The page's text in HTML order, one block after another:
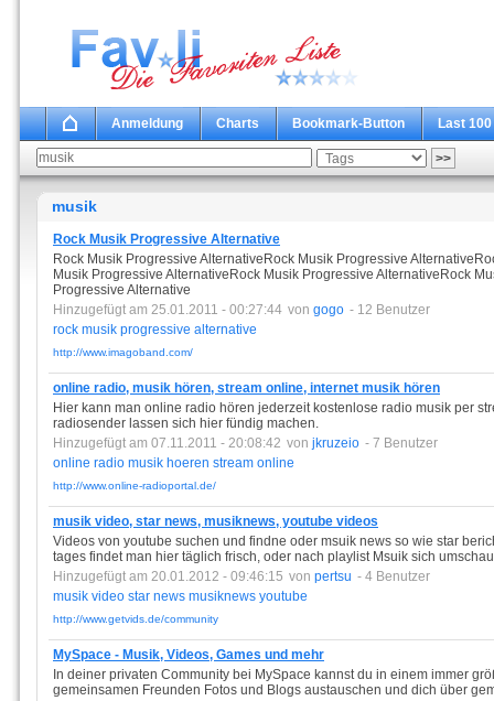
Anmeldung Charts Bookmark-Button Last 100
musik
Rock Musik Progressive Alternative
Rock Musik Progressive AlternativeRock Musik Progressive
Musik Progressive AlternativeRock Musik Progressive AlternativeRock
Progressive Alternative
Hinzugefügt am 25.01.2011 - 00:27:44 von gogo - 12 Benutzer
rock musik progressive alternative
http://www.imagoband.com/
online radio, musik hören, stream online, internet musik hören
Hier kann man online radio hören jederzeit kostenlose radio musik per
radiosender lassen sich hier fündig machen.
Hinzugefügt am 07.11.2011 - 20:08:42 von jkruzeio - 7 Benutzer
online radio musik hoeren stream online
http://www.online-radioportal.de/
musik video, star news, musiknews, youtube videos
Videos von youtube suchen und findne oder msuik news so wie star
tages findet man hier täglich frisch, oder nach playlist Msuik sich
Hinzugefügt am 20.01.2012 - 09:46:15 von pertsu - 4 Benutzer
musik video star news musiknews youtube
http://www.getvids.de/community
MySpace - Musik, Videos, Games und mehr
In deiner privaten Community bei MySpace kannst du in einem immer
gemeinsamen Freunden Fotos und Blogs austauschen und dich über